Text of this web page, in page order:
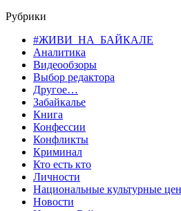
Рубрики
#ЖИВИ_НА_БАЙКАЛЕ
Аналитика
Видеообзоры
Выбор редактора
Другое…
Забайкалье
Книга
Конфессии
Конфликты
Криминал
Кто есть кто
Личности
Национальные культурные
Новости